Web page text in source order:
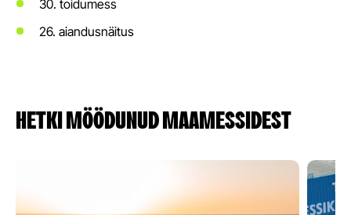
30. toidumess
26. aiandusnäitus
HETKI MÖÖDUNUD MAAMESSIDEST